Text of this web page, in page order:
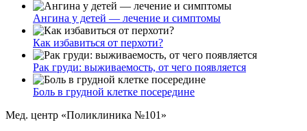
Ангина у детей — лечение и симптомы
Как избавиться от перхоти?
Рак груди: выживаемость, от чего появляется
Боль в грудной клетке посередине
Мед. центр «Поликлиника №101»